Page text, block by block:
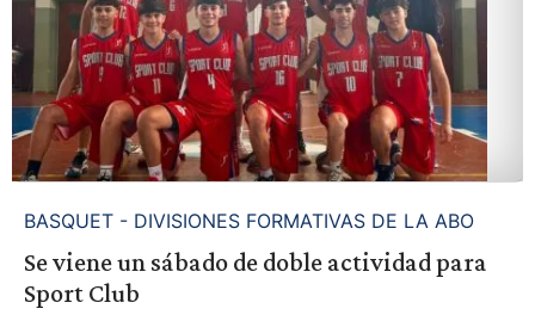
BASQUET - DIVISIONES FORMATIVAS DE LA ABO
Se viene un sábado de doble actividad para
Sport Club